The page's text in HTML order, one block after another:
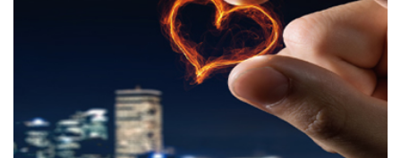
据济南日报，8月7日晚，记者从济南市商务局获悉，自8月20
日10时起，济南市2026年“马力全开·泉城购”汽车购新补贴活动
将正式启动申报。本次活动资金补贴额度5000万元，面向在济
南参加活动的车企购置非营运乘用车新车的个人和企业（单
位），不限户籍和上牌地区，资金用完即止。补贴标准根据购